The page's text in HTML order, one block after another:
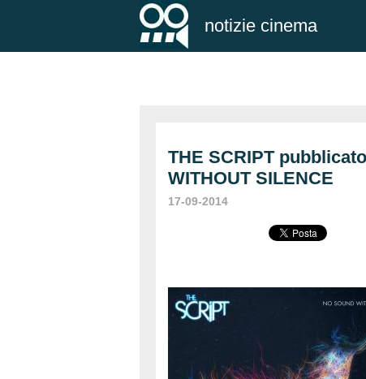
notizie cinema
THE SCRIPT
WITHOUT SILENCE
17-09-2014